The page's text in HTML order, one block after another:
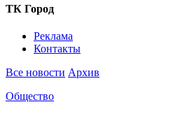
ТК Город
Реклама
Контакты
Все новости Архив
Общество